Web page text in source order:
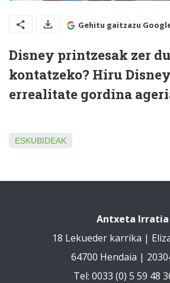
Gehitu gaitzazu
Disney printzesak zer
kontatzeko? Hiru
errealitate gordina
ESKUBIDEAK
Antxeta Irratia
18 Lekueder karrika |
64700 Hendaia |
Tel: 0033 (0) 5 59 48